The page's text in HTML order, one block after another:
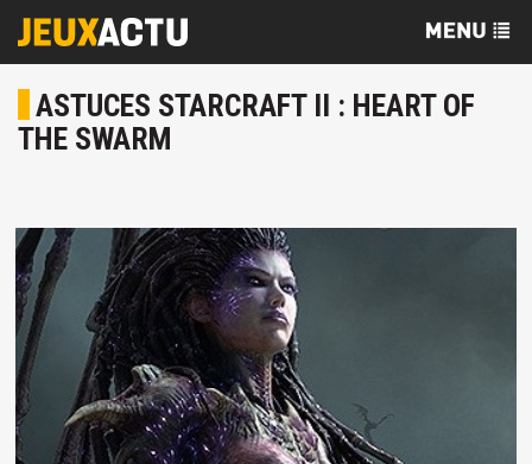
ASTUCES STARCRAFT II : HEART OF
THE SWARM